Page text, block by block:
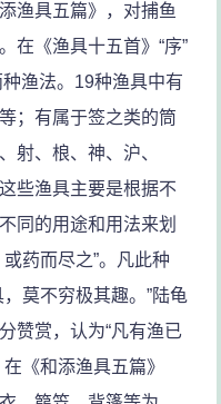
渔具五篇》，对捕鱼
在《渔具十五首》“序”
渔法。19种渔具中有
；有属于签之类的筒
射、桹、神、沪、
些渔具主要是根据不
同的用途和用法来划
药而尽之”。凡此种
莫不穷极其趣。”陆龟
赞赏，认为“凡有渔已
《和添渔具五篇》